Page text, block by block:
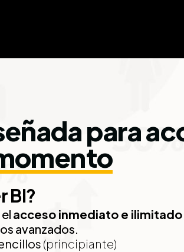
para
BI?
acceso inmediato e
avanzados.
(principiante)